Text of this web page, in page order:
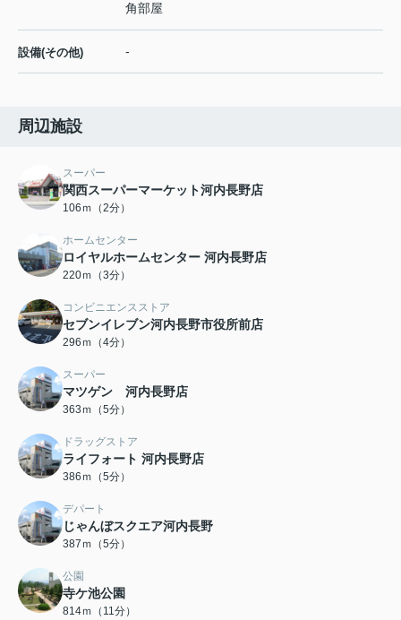
角部屋
設備(その他) -
周辺施設
スーパー
関西スーパーマーケット河内長野店
106ｍ（2分）
ホームセンター
ロイヤルホームセンター 河内長野店
220ｍ（3分）
コンビニエンスストア
セブンイレブン河内長野市役所前店
296ｍ（4分）
スーパー
マツゲン 河内長野店
363ｍ（5分）
ドラッグストア
ライフォート 河内長野店
386ｍ（5分）
デパート
じゃんぼスクエア河内長野
387ｍ（5分）
公園
寺ケ池公園
814ｍ（11分）